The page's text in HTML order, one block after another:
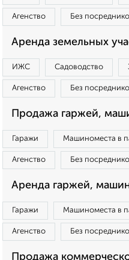
Агенство Без
Аренда земельных
ИЖС Садоводство
Агенство Без
Продажа гаржей,
Гаражи Машиноместа в
Агенство Без
Аренда гаржей,
Гаражи Машиноместа в
Агенство Без
Продажа